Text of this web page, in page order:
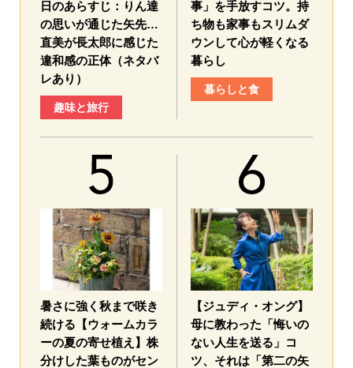
日のあらすじ：​りん達
の思いが通じた矢先…
直美が長太郎に感じた
違和感の正体（ネタバ
レあり）
趣味と旅行
事」を手放すコツ。持
ち物も家事もスリムダ
ウンして心が軽くなる
暮らし
暮らしと食
暑さに強く秋まで咲き
続ける【ウォームカラ
ーの夏の寄せ植え】株
分けした葉ものがセン
【ジュディ・オング】
母に教わった「悔いの
ない人生を送る」コ
ツ、それは「第二の矢